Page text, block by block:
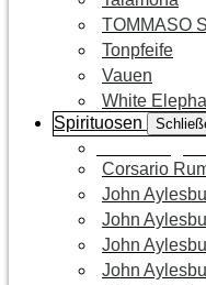
TOMMASO
Tonpfeife
Vauen
White
Spirituosen
Corsario
John
John
John
John